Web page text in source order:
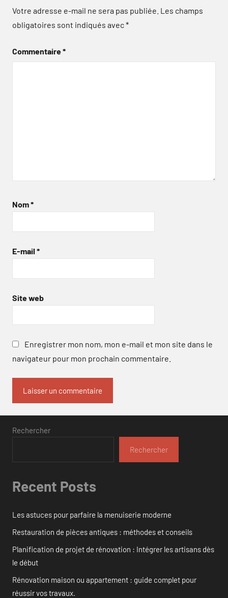
Votre adresse e-mail ne sera pas publiée. Les champs
obligatoires sont indiqués avec*
Commentaire*
Nom*
E-mail *
Site web
Enregistrer mon nom, mon e-mail et mon site dans le
navigateur pour mon prochain commentaire.
Rechercher
Rechercher
Recent Posts
Les astuces pour parfaire la menuiserie moderne
Restauration de pièces antiques : méthodes et conseils
Planification de projet de rénovation : Intégrer les artisans dès
le début
Rénovation maison ou appartement : guide complet pour
réussir vos travaux.